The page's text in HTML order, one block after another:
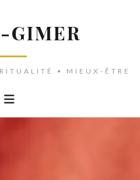
GIMER
• MIEUX-ÊTRE